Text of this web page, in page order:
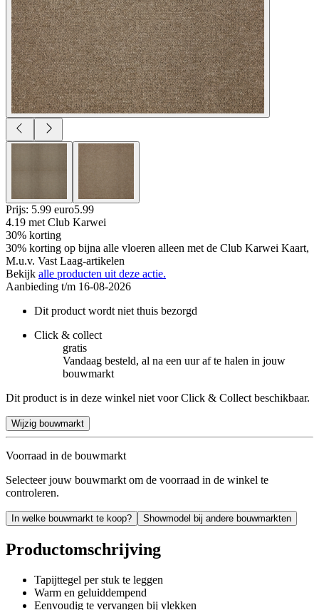
Prijs: 5.99 euro5.99
4.19 met Club Karwei
30% korting
30% korting op bijna alle vloeren alleen met de Club Karwei Kaart,
M.u.v. Vast Laag-artikelen
Bekijk alle producten uit deze actie.
Aanbieding t/m 16-08-2026
Dit product wordt niet thuis bezorgd
Click & collect
gratis
Vandaag besteld, al na een uur af te halen in jouw
bouwmarkt
Dit product is in deze winkel niet voor Click & Collect beschikbaar.
Wijzig bouwmarkt
Voorraad in de bouwmarkt
Selecteer jouw bouwmarkt om de voorraad in de winkel te
controleren.
In welke bouwmarkt te koop? Showmodel bij andere bouwmarkten
Productomschrijving
Tapijttegel per stuk te leggen
Warm en geluiddempend
Eenvoudig te vervangen bij vlekken